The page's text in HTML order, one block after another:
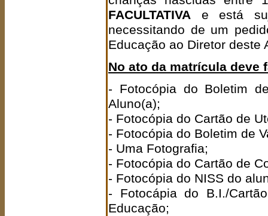
FACULTATIVA e está
necessitando de um
Educação ao Diretor deste
No ato da matrícula deve
- Fotocópia do Boletim
Aluno(a);
- Fotocópia do Cartão de
- Fotocópia do Boletim de
- Uma Fotografia;
- Fotocópia do Cartão de
- Fotocópia do NISS do
- Fotocápia do B.I./
Educação;